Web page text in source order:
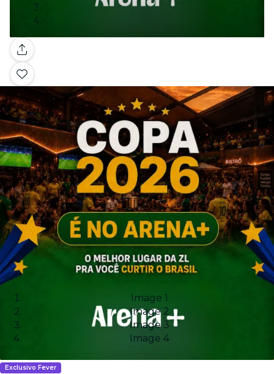
Galeria
Image 1
Image 2
Image 3
Image 4
Exclusivo Fever